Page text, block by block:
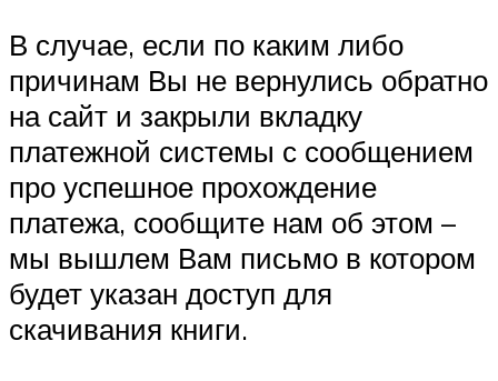
В случае, если по каким либо
причинам Вы не вернулись обратно
на сайт и закрыли вкладку
платежной системы с сообщением
про успешное прохождение
платежа, сообщите нам об этом –
мы вышлем Вам письмо в котором
будет указан доступ для
скачивания книги.